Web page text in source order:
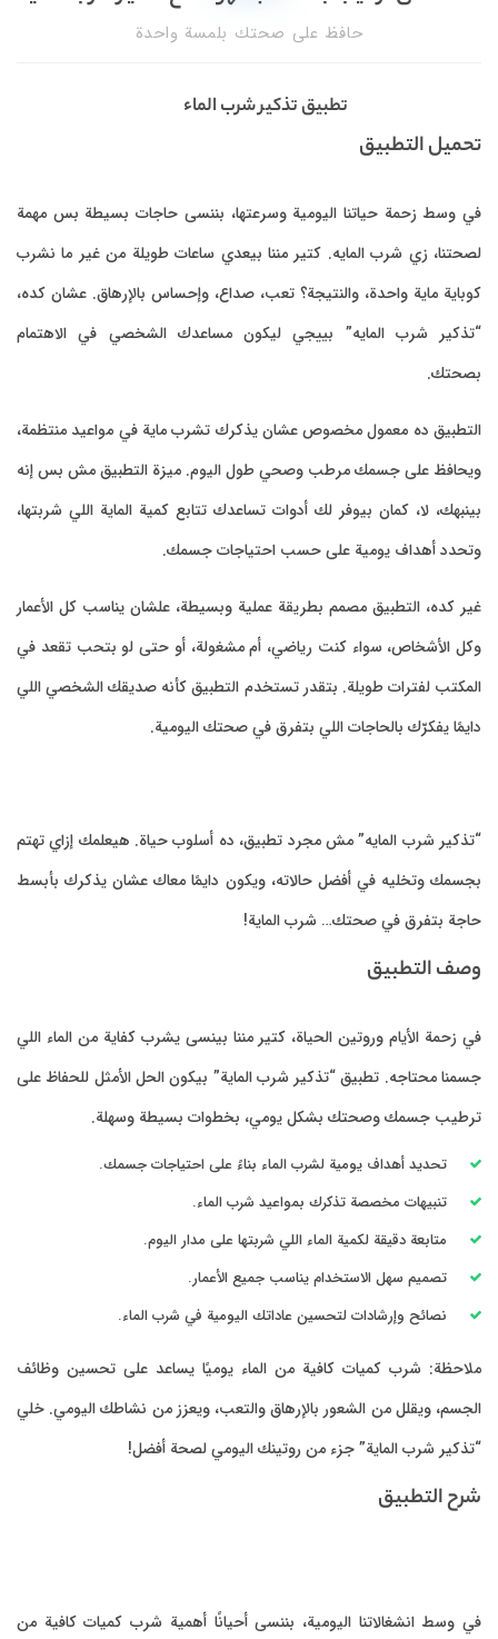
بس مهمة
غير ما نشرب
عشان كده،
الاهتمام
منتظمة،
مش بس إنه
اللي شربتها،
كل الأعمار
تقعد في
الشخصي اللي
إزاي تهتم
بأبسط
الماء اللي
للحفاظ على
وظائف
اليومي. خلي
كافية من